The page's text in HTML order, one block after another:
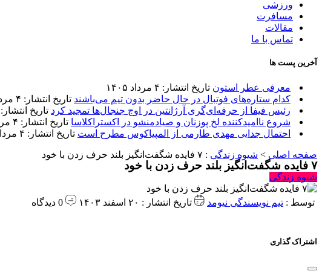
ورزشی
مسافرت
مقالات
تماس با ما
آخرین پست ها
معرفی عطر استون تاریخ انتشار: ۴ مرداد ۱۴۰۵
کدام ستاره‌های فوتبال در حال حاضر بدون تیم می‌باشند تاریخ انتشار: ۴ مرداد ۱۴۰۵
رئیس فیفا از حرفه‌ای‌گری آرژانتین در اوج جنجال‌ها تمجید کرد تاریخ انتشار: ۴ مرداد ۱۴۰۵
شروع ناامیدکننده لخ پوزنان و صیادمنشو در اکستراکلاسا تاریخ انتشار: ۴ مرداد ۱۴۰۵
احتمال جدایی مهدی طارمی از المپیاکوس مطرح است تاریخ انتشار: ۴ مرداد ۱۴۰۵
صفحه اصلی > شیوه زندگی : ۷ فایده شگفت‌انگیز بلند حرف زدن با خود
۷ فایده شگفت‌انگیز بلند حرف زدن با خود
شیوه زندگی
توسط : تیم نویسندگی نیومد تاریخ انتشار : ۲۰ اسفند ۱۴۰۳
اشتراک گذاری